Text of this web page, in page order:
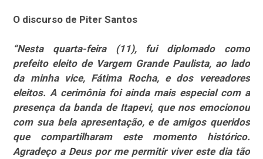
O discurso de Piter Santos
“Nesta quarta-feira (11), fui diplomado como
prefeito eleito de Vargem Grande Paulista, ao lado
da minha vice, Fátima Rocha, e dos vereadores
eleitos. A cerimônia foi ainda mais especial com a
presença da banda de Itapevi, que nos emocionou
com sua bela apresentação, e de amigos queridos
que compartilharam este momento histórico.
Agradeço a Deus por me permitir viver este dia tão